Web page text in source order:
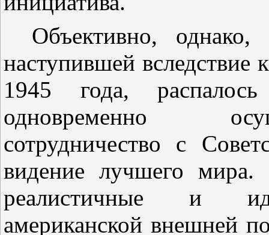
Объективно,
наступившей вследствие
1945 года,
одновременно
сотрудничество с
видение лучшего
реалистичные и
американской внешней